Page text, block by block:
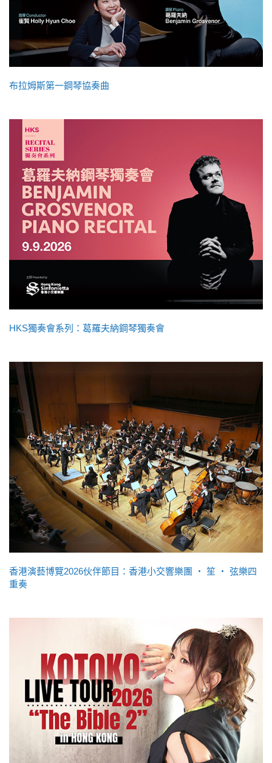
布拉姆斯第一鋼琴協奏曲
HKS獨奏會系列：葛羅夫納鋼琴獨奏會
香港演藝博覽2026伙伴節目：香港小交響樂團 ‧ 笙 ‧ 弦樂四
重奏